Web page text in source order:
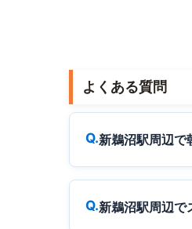
よくある質問
新鵜沼駅周辺で
新鵜沼駅周辺で